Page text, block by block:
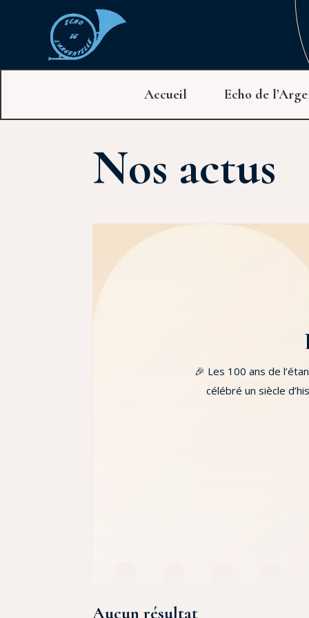
Accueil Echo de
Nos actus
🎉 Les 100 ans de
célébré un siècle
Aucun résultat